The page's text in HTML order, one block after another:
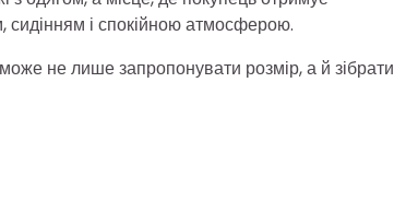
сидінням і спокійною атмосферою.
не лише запропонувати розмір, а й зібрати